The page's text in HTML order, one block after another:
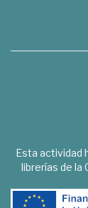
Esta actividad
librerías de la